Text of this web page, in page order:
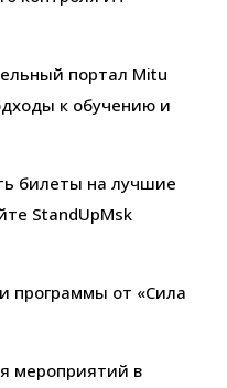
портал Mitu
к обучению и
билеты на лучшие
StandUpMsk
программы от «Сила
мероприятий в